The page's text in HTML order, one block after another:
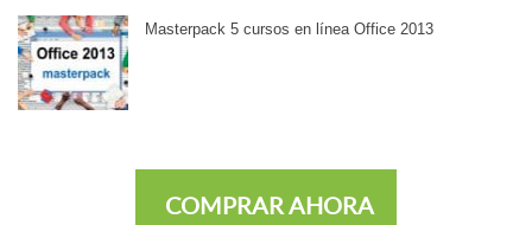
Masterpack 5 cursos en línea Office 2013
COMPRAR AHORA